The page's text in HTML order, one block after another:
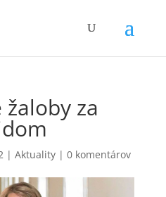
za
| Aktuality| 0 komentárov